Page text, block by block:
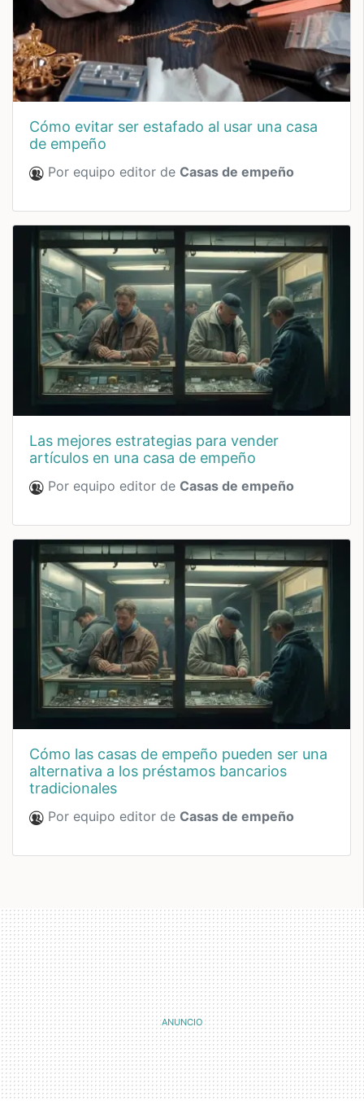
cómo evitar ser estafado al usar una casa
de empeño
Por equipo editor de Casas de empeño
las mejores estrategias para vender
artículos en una casa de empeño
Por equipo editor de Casas de empeño
cómo las casas de empeño pueden ser una
alternativa a los préstamos bancarios
tradicionales
Por equipo editor de Casas de empeño